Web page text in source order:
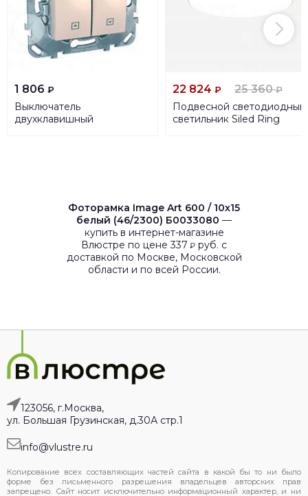
1 806 ₽
Выключатель
двухклавишный
22 824 ₽ 25 360₽
Подвесной светодиодный
светильник Siled Ring
Фоторамка Image Art 600 / 10х15
белый (46/2300) Б0033080 —
купить в интернет-магазине
Влюстре по цене 337 ₽ руб. с
доставкой по Москве, Московской
области и по всей России.
123056, г.Москва,
ул. Большая Грузинская, д.30А стр.1
info@vlustre.ru
Копирование всех составляющих частей сайта в какой бы то ни было
форме без письменного разрешения владельцев авторских прав
запрещено. Сайт носит исключительно информационный характер, и ни